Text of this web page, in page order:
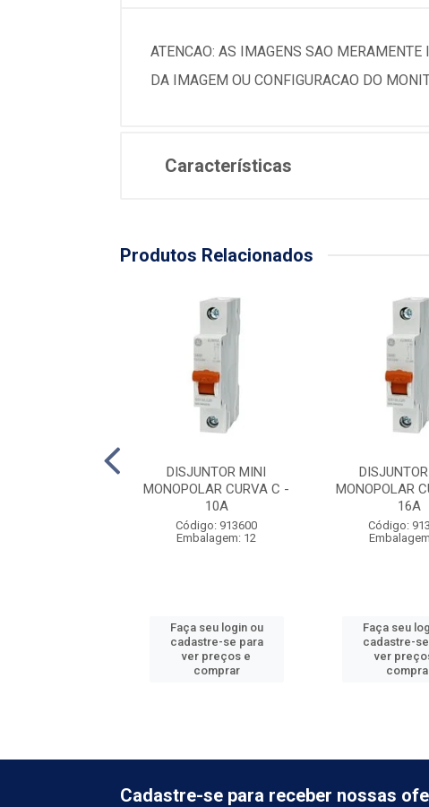
ATENCAO: AS IMAGENS SAO
DA IMAGEM OU CONFIGURACAO DO
Características
Produtos Relacionados
DISJUNTOR MINI
MONOPOLAR CURVA C -
10A
Código: 913600
Embalagem: 12
Faça seu login ou
cadastre-se para
ver preços e
comprar
MONOPOLAR
16A
Código:
Faça seu
cadastre-
ver
Cadastre-se para receber nossas